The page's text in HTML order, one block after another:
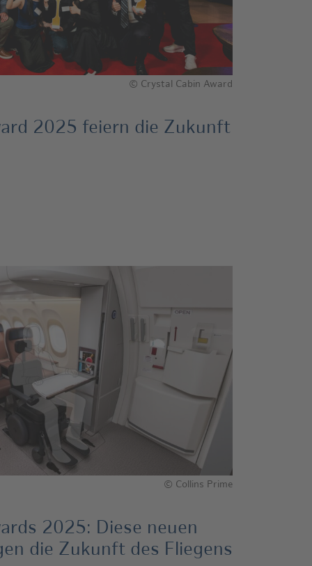
© Crystal Cabin Award
2025 feiern die Zukunft
© Collins Prime
2025: Diese neuen
die Zukunft des Fliegens